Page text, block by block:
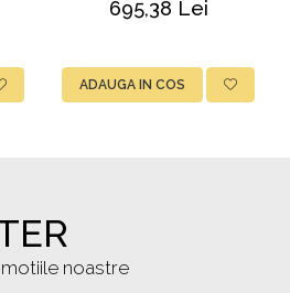
pe bază de apă
695,38 Lei
ADAUGA IN COS
noastre